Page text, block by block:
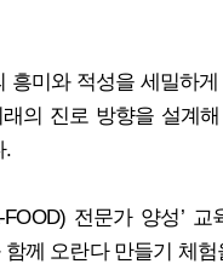
흥미와 적성을 세밀하
의 진로 방향을 설계
.
전문가 양성’ 교
께 오란다 만들기 체험